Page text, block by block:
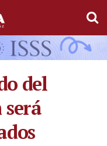
del
será